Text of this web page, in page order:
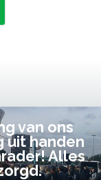
van ons
uit handen
Alles